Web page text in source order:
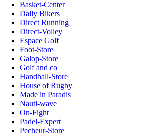
Basket-Center
Daily Bikers
Direct Running
Direct-Volley
Espace Golf
Foot-Store
Galop-Store
Golf and co
Handball-Store
House of Rugby
Made in Paradis
Nauti-wave
On-Fight
Padel-Expert
Pecheur-Store